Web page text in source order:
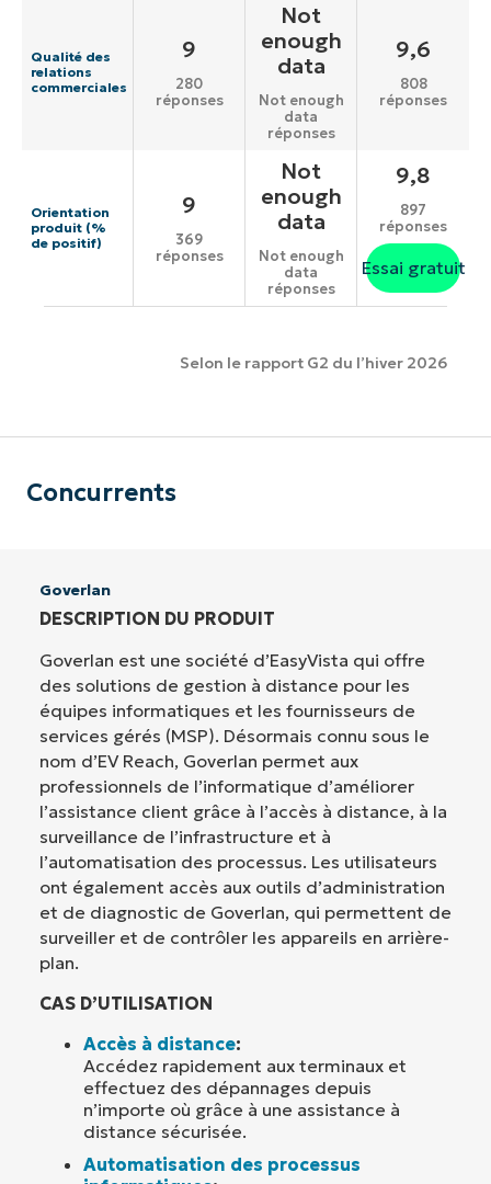
Qualité des
relations
commerciales
9
280
réponses
Not
enough
data
Not enough
data
réponses
9,6
808
réponses
Orientation
produit (%
de positif)
9
369
réponses
Not
enough
data
Not enough
data
réponses
9,8
897
réponses
Essai gratuit
Selon le rapport G2 du l’hiver 2026
Concurrents
Goverlan
DESCRIPTION DU PRODUIT
Goverlan est une société d’EasyVista qui offre
des solutions de gestion à distance pour les
équipes informatiques et les fournisseurs de
services gérés (MSP). Désormais connu sous le
nom d’EV Reach, Goverlan permet aux
professionnels de l’informatique d’améliorer
l’assistance client grâce à l’accès à distance, à la
surveillance de l’infrastructure et à
l’automatisation des processus. Les utilisateurs
ont également accès aux outils d’administration
et de diagnostic de Goverlan, qui permettent de
surveiller et de contrôler les appareils en arrière-
plan.
CAS D’UTILISATION
Accès à distance:
Accédez rapidement aux terminaux et
effectuez des dépannages depuis
n’importe où grâce à une assistance à
distance sécurisée.
Automatisation des processus